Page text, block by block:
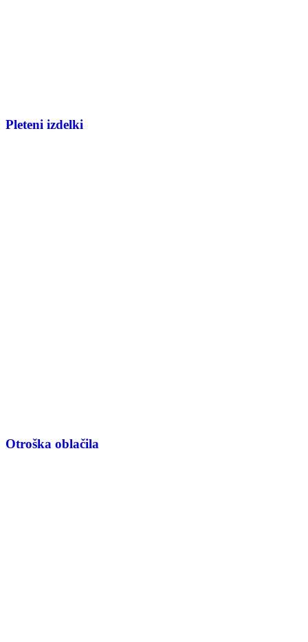
Pleteni izdelki
Otroška oblačila